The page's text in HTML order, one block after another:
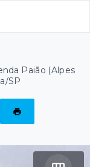
Paião (Alpes
SP